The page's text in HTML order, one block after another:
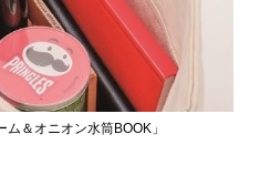
ム＆オニオン水筒BOOK」